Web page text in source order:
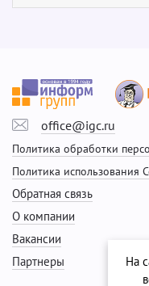
office@igc.ru
Политика обработки
Политика использования
Обратная связь
О компании
Вакансии
Партнеры
На